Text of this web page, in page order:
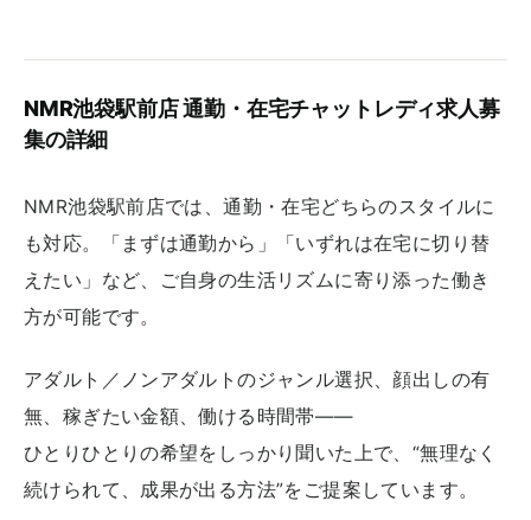
NMR池袋駅前店 通勤・在宅チャットレディ求人募
集の詳細
NMR池袋駅前店では、通勤・在宅どちらのスタイルに
も対応。「まずは通勤から」「いずれは在宅に切り替
えたい」など、ご自身の生活リズムに寄り添った働き
方が可能です。
アダルト／ノンアダルトのジャンル選択、顔出しの有
無、稼ぎたい金額、働ける時間帯――
ひとりひとりの希望をしっかり聞いた上で、“無理なく
続けられて、成果が出る方法”をご提案しています。